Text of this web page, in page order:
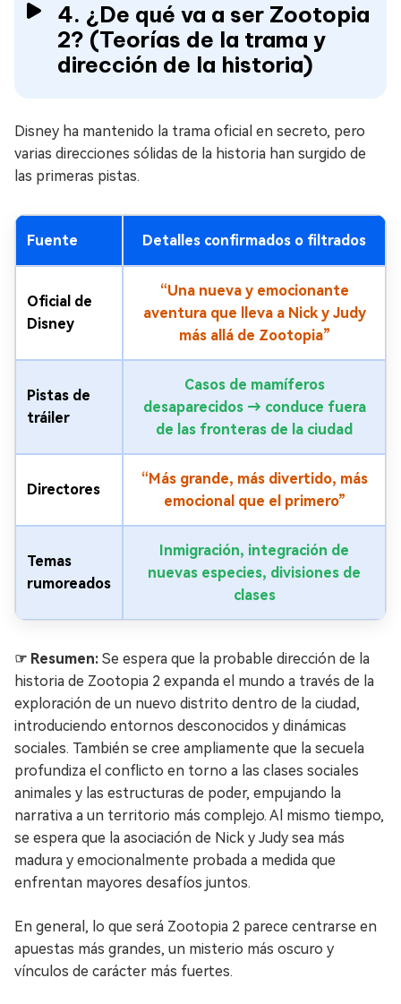
4. ¿De qué va a ser Zootopia
2? (Teorías de la trama y
dirección de la historia)
Disney ha mantenido la trama oficial en secreto, pero
varias direcciones sólidas de la historia han surgido de
las primeras pistas.
Fuente Detalles confirmados o filtrados
Oficial de
Disney
“Una nueva y emocionante
aventura que lleva a Nick y Judy
más allá de Zootopia”
Pistas de
tráiler
Casos de mamíferos
desaparecidos → conduce fuera
de las fronteras de la ciudad
Directores
“Más grande, más divertido, más
emocional que el primero”
Temas
rumoreados
Inmigración, integración de
nuevas especies, divisiones de
clases
☞ Resumen: Se espera que la probable dirección de la
historia de Zootopia 2 expanda el mundo a través de la
exploración de un nuevo distrito dentro de la ciudad,
introduciendo entornos desconocidos y dinámicas
sociales. También se cree ampliamente que la secuela
profundiza el conflicto en torno a las clases sociales
animales y las estructuras de poder, empujando la
narrativa a un territorio más complejo. Al mismo tiempo,
se espera que la asociación de Nick y Judy sea más
madura y emocionalmente probada a medida que
enfrentan mayores desafíos juntos.
En general, lo que será Zootopia 2 parece centrarse en
apuestas más grandes, un misterio más oscuro y
vínculos de carácter más fuertes.